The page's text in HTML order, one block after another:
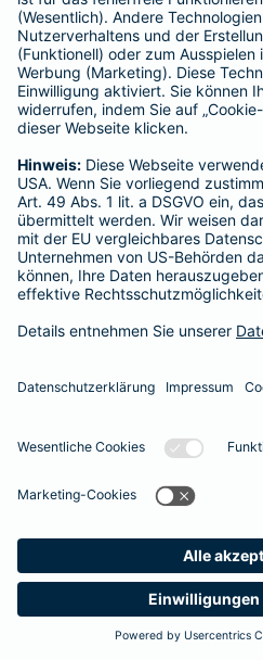
Suche Produkte
verschiedenen Tarifendie beste
auswählen.Egal für welches
entscheiden - bei allen unseren
Preis-Leistungs-Verhältnis.
Sie sind unsicher, welche
Unsere Berater und
persönliches Gespräch zur
. So finden auch Sie den
#MachenWirGern
Das könnte Sie